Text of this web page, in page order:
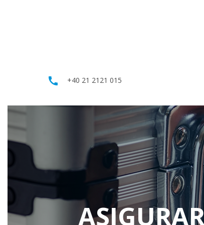
call +40 21 2121 015
ASIGURARI PENTRU
RCA
CALATORIE
Multitravel